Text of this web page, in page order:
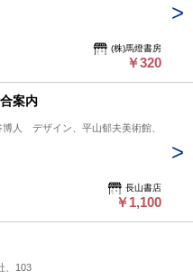
(株)馬燈書房
￥320
案内
人 デザイン、平山郁夫美術館、
長山書店
￥1,100
、103